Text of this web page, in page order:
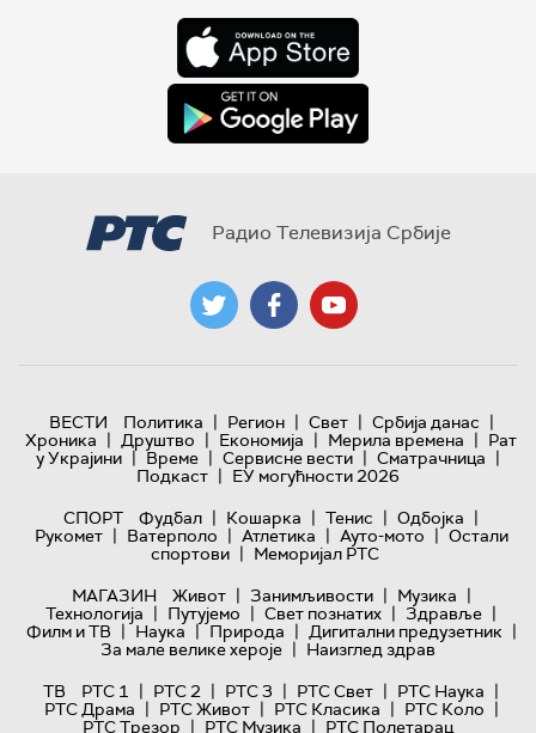
Радио Телевизија Србије
ВЕСТИ Политика | Регион | Свет | Србија данас |
Хроника | Друштво | Економија | Мерила времена | Рат
у Украјини | Време | Сервисне вести | Сматрачница |
Подкаст | ЕУ могућности 2026
СПОРТ
Фудбал | Кошарка | Тенис | Одбојка |
Рукомет | Ватерполо | Атлетика | Ауто-мото | Остали
спортови | Меморијал РТС
МАГАЗИН
Живот | Занимљивости | Музика |
Технологијa | Путујемо | Свет познатих | Здравље |
Филм и ТВ | Наука | Природа | Дигитални предузетник |
За мале велике хероје | Наизглед здрав
ТВ
РТС 1 | РТС 2 | РТС 3 | РТС Свет | РТС Наука |
РТС Драма | РТС Живот | РТС Класика | РТС Коло |
РТС Трезор | РТС Музика | РТС Полетарац